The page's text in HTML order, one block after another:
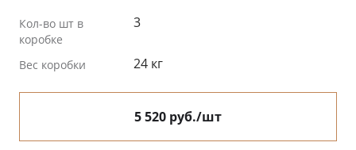
Кол-во шт в
коробке
3
Вес коробки 24 кг
5 520 руб./шт